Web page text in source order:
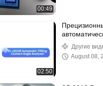
00:49
02:50
измеритель
смачивания
воды
Другие
August 08,